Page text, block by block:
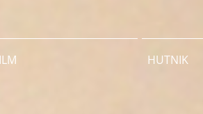
HUTNIK